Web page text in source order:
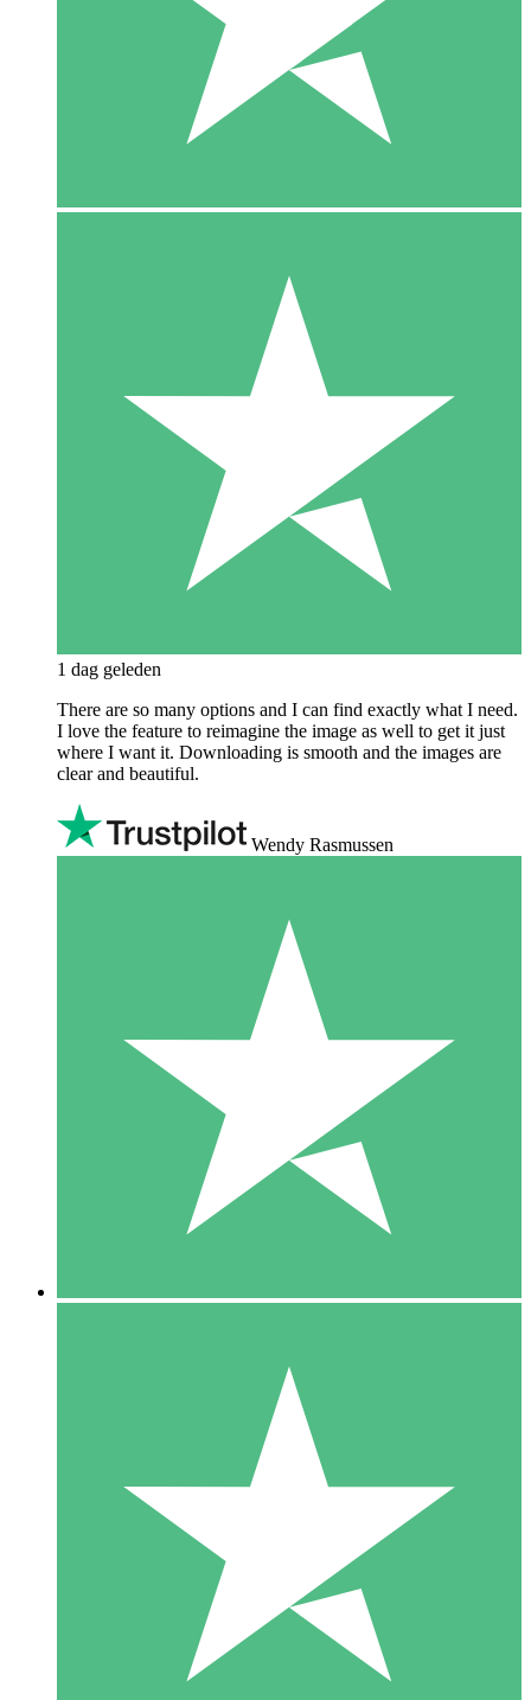
1 dag geleden
There are so many options and I can find exactly what I need.
I love the feature to reimagine the image as well to get it just
where I want it. Downloading is smooth and the images are
clear and beautiful.
Wendy Rasmussen